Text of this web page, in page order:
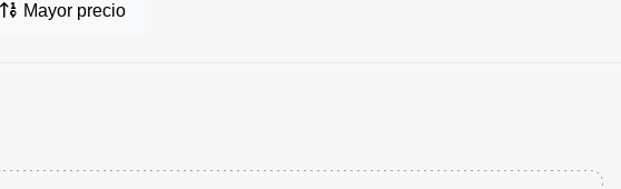
Mayor precio